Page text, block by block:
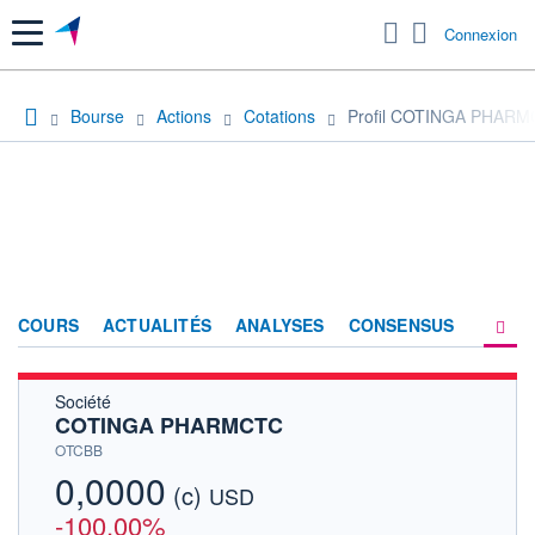
Menu Connexion
Bourse Actions Cotations Profil COTINGA
COURS ACTUALITÉS ANALYSES CONSENSUS
Société
COTINGA PHARMCTC
OTCBB
0,0000 (c) USD
-100,00%